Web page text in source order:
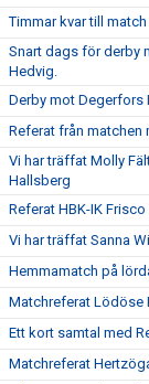
Timmar kvar till
Snart dags för derby
Hedvig.
Derby mot Degerfors
Referat från matchen
Vi har träffat Molly
Hallsberg
Referat HBK-IK Frisco
Vi har träffat Sanna
Hemmamatch på
Matchreferat Lödöse
Ett kort samtal med
Matchreferat